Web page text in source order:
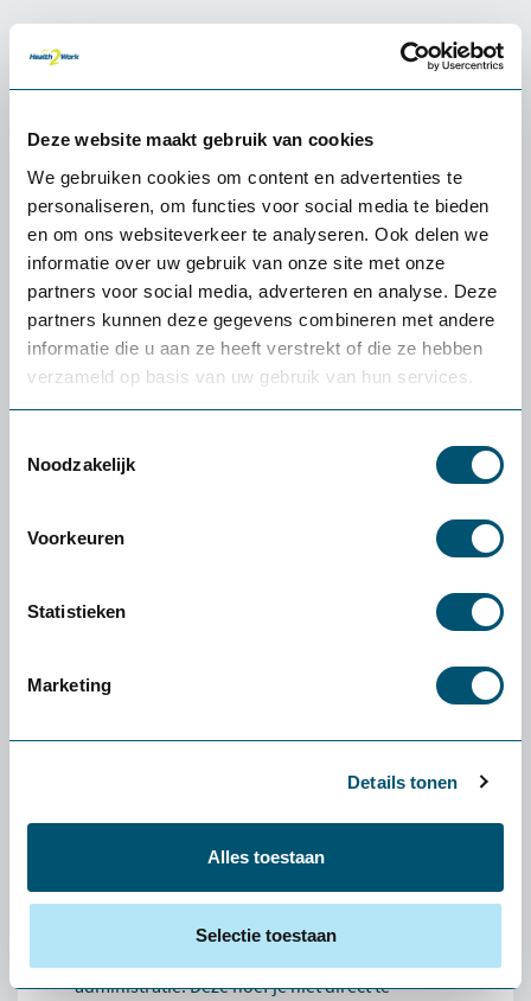
Deze website maakt gebruik van cookies
We gebruiken cookies om content en advertenties te
personaliseren, om functies voor social media te bieden
en om ons websiteverkeer te analyseren. Ook delen we
informatie over uw gebruik van onze site met onze
partners voor social media, adverteren en analyse. Deze
partners kunnen deze gegevens combineren met andere
informatie die u aan ze heeft verstrekt of die ze hebben
verzameld op basis van uw gebruik van hun services.
Noodzakelijk
Voorkeuren
Statistieken
Marketing
Details tonen
Alles toestaan
Selectie toestaan
Ervaren of een product
écht bij jou past: de
gratis
proefplaatsing van
Health2Work
Wat kost de proefplaatsing?
De levering en proefplaatsingsperiode zijn
volledig kosteloos. Vooraf betaal je niets. Enige
uitzondering: als je een klein product (zoals een
muis of toetsenbord) wilt retourneren, zijn de
Dan helpen we je persoonlijk een alternatief te
vinden dat beter bij je past. Lukt dat niet, dan
Hoe werkt het retourneren?
halen deze kosteloos bij je op. Kleine producten
pakket via een pakketservice naar keuze retour.
Stuur het product graag schoon, compleet en
bij voorkeur in de originele verpakking retour.
Vermeld altijd het ordernummer op het pakket
Hoe werkt het retourneren?
administratie. Deze hoef je niet direct te